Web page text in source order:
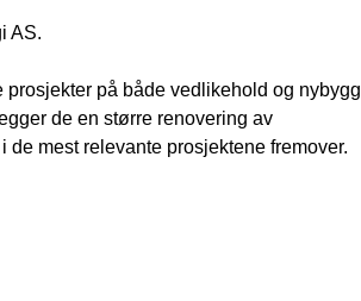
AS.
prosjekter på både vedlikehold og nybygg
de en større renovering av
mest relevante prosjektene fremover.